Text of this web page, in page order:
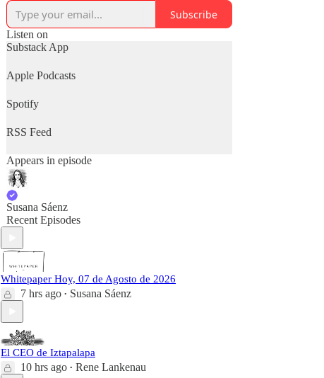
Subscribe
Listen on
Substack App
Apple Podcasts
Spotify
RSS Feed
Appears in episode
Susana Sáenz
Recent Episodes
Whitepaper Hoy, 07 de Agosto de 2026
7 hrs ago • Susana Sáenz
El CEO de Iztapalapa
10 hrs ago • Rene Lankenau